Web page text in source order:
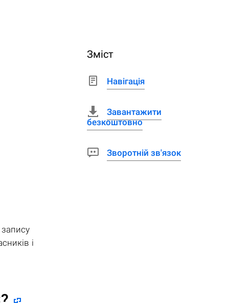
і
Зміст
Навігація
Завантажити
безкоштовно
Зворотній зв'язок